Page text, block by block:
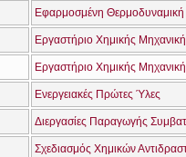
Εφαρμοσμένη Θερμοδυναμική
Εργαστήριο Χημικής
Εργαστήριο Χημικής
Ενεργειακές Πρώτες Ύλες
Σχεδιασμός Χημικών